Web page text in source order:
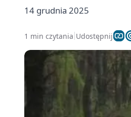
14 grudnia 2025
1 min czytania Udostępnij